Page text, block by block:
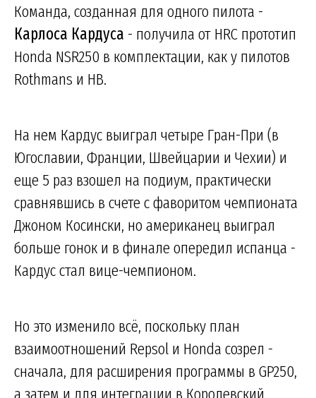
Команда, созданная для одного пилота -
Карлоса Кардуса - получила от HRC прототип
Honda NSR250 в комплектации, как у пилотов
Rothmans и HB.
На нем Кардус выиграл четыре Гран-При (в
Югославии, Франции, Швейцарии и Чехии) и
еще 5 раз взошел на подиум, практически
сравнявшись в счете с фаворитом чемпионата
Джоном Косински, но американец выиграл
больше гонок и в финале опередил испанца -
Кардус стал вице-чемпионом.
Но это изменило всё, поскольку план
взаимоотношений Repsol и Honda созрел -
сначала, для расширения программы в GP250,
а затем и для интеграции в Королевский